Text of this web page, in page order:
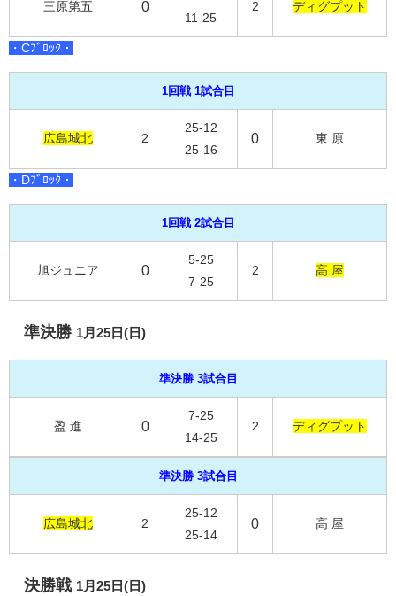
三原第五 0
11-25
2 ディグプット
・Cﾌﾞﾛｯｸ・
1回戦 1試合目
広島城北 2
25-12
25-16
0 東 原
・Dﾌﾞﾛｯｸ・
1回戦 2試合目
旭ジュニア 0
5-25
7-25
2 高 屋
準決勝 1月25日(日)
準決勝 3試合目
盈 進 0
7-25
14-25
2 ディグプット
準決勝 3試合目
広島城北 2
25-12
25-14
0 高 屋
決勝戦 1月25日(日)